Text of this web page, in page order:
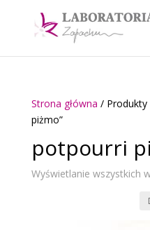
Strona główna / Produkty
piżmo”
potpourri
Wyświetlanie wszystkich